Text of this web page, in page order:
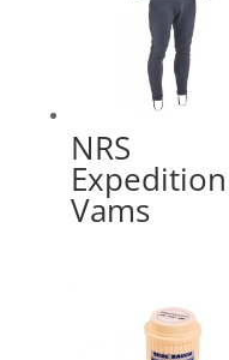
NRS
Expedition
Vams